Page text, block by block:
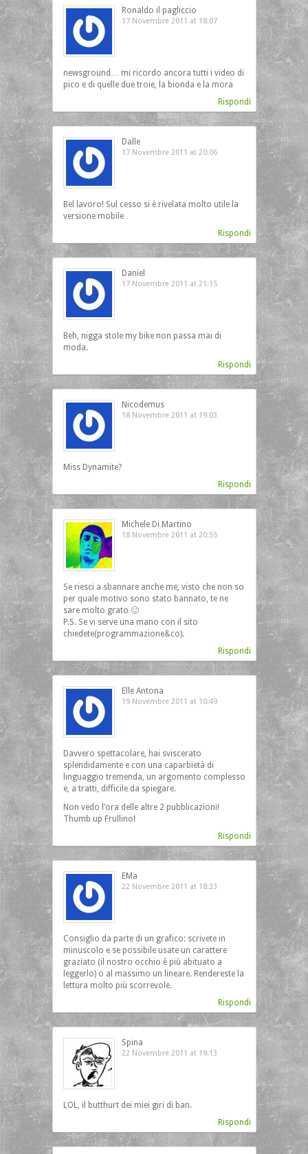
Ronaldo il pagliccio
17 Novembre 2011 at 18:07
newsground… mi ricordo ancora tutti i video di
pico e di quelle due troie, la bionda e la mora
Rispondi
Dalle
17 Novembre 2011 at 20:06
Bel lavoro! Sul cesso si è rivelata molto utile la
versione mobile
Rispondi
Daniel
17 Novembre 2011 at 21:15
Beh, nigga stole my bike non passa mai di
moda.
Rispondi
Nicodemus
18 Novembre 2011 at 19:03
Miss Dynamite?
Rispondi
Michele Di Martino
18 Novembre 2011 at 20:55
Se riesci a sbannare anche me, visto che non so
per quale motivo sono stato bannato, te ne
sare molto grato 🙂
P.S. Se vi serve una mano con il sito
chiedete(programmazione&co).
Rispondi
Elle Antona
19 Novembre 2011 at 10:49
Davvero spettacolare, hai sviscerato
splendidamente e con una caparbietà di
linguaggio tremenda, un argomento complesso
e, a tratti, difficile da spiegare.
Non vedo l’ora delle altre 2 pubblicazioni!
Thumb up Frullino!
Rispondi
EMa
22 Novembre 2011 at 18:33
Consiglio da parte di un grafico: scrivete in
minuscolo e se possibile usate un carattere
graziato (il nostro occhio è più abituato a
leggerlo) o al massimo un lineare. Rendereste la
lettura molto più scorrevole.
Rispondi
Spina
22 Novembre 2011 at 19:13
LOL, il butthurt dei miei giri di ban.
Rispondi